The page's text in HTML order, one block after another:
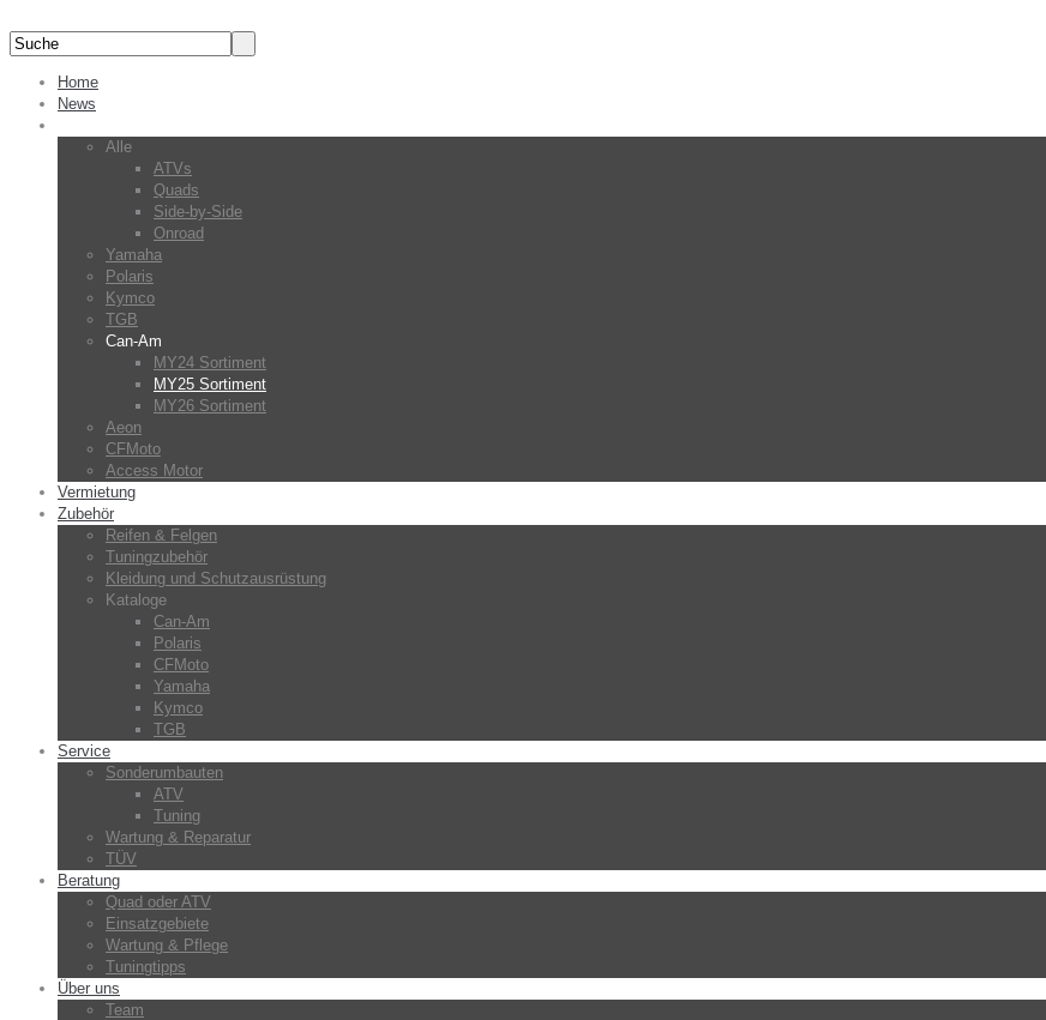
Home
News
Alle
ATVs
Quads
Side-by-Side
Onroad
Yamaha
Polaris
Kymco
TGB
Can-Am
MY24 Sortiment
MY25 Sortiment
MY26 Sortiment
Aeon
CFMoto
Access Motor
Vermietung
Zubehör
Reifen & Felgen
Tuningzubehör
Kleidung und Schutzausrüstung
Kataloge
Can-Am
Polaris
CFMoto
Yamaha
Kymco
TGB
Service
Sonderumbauten
ATV
Tuning
Wartung & Reparatur
TÜV
Beratung
Quad oder ATV
Einsatzgebiete
Wartung & Pflege
Tuningtipps
Über uns
Team